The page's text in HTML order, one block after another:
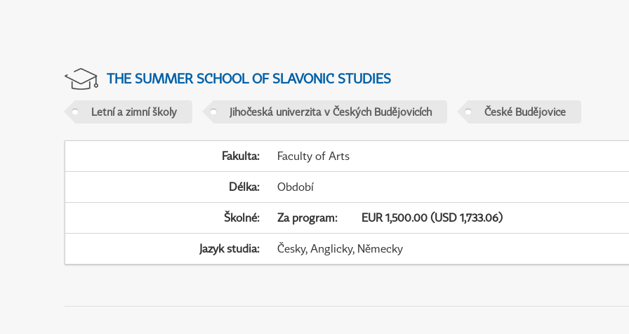
THE SUMMER SCHOOL OF SLAVONIC STUDIES
Letní a zimní školy Jihočeská univerzita v Českých Budějovicích České Budějovice
Fakulta: Faculty of Arts
Délka: Období
Školné: Za program: EUR 1,500.00 (USD 1,733.06)
Jazyk studia: Česky, Anglicky, Německy